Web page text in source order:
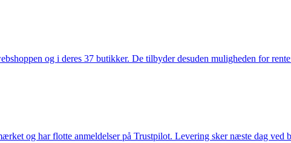
og i deres 37 butikker. De tilbyder desuden muligheden for
og har flotte anmeldelser på Trustpilot. Levering sker næste dag